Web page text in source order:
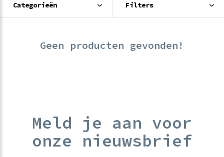
Categorieën Filters
Geen producten gevonden!
Meld je aan voor
onze nieuwsbrief